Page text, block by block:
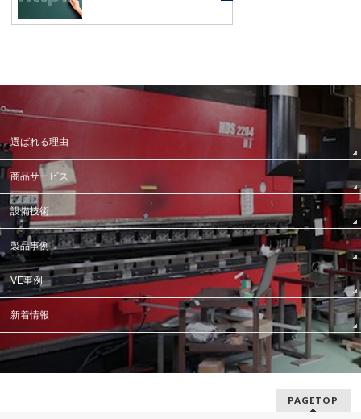
選ばれる理由
商品サービス
設備技術
製品事例
VE事例
新着情報
PAGETOP